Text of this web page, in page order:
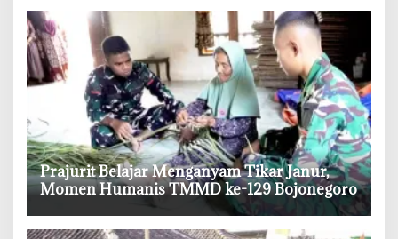
‎Prajurit Belajar Menganyam Tikar Janur,
Momen Humanis TMMD ke-129 Bojonegoro